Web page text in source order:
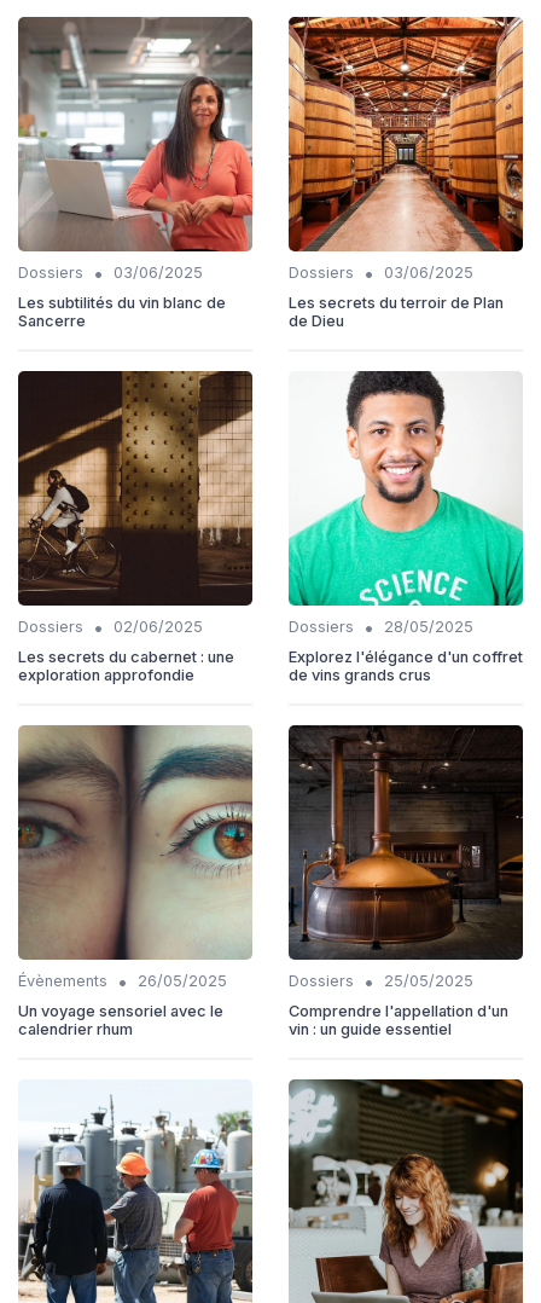
Dossiers •
03/06/2025
Les subtilités du vin blanc de
Sancerre
Dossiers •
03/06/2025
Les secrets du terroir de Plan
de Dieu
Dossiers •
02/06/2025
Les secrets du cabernet : une
exploration approfondie
Dossiers •
28/05/2025
Explorez l'élégance d'un coffret
de vins grands crus
Évènements •
26/05/2025
Un voyage sensoriel avec le
calendrier rhum
Dossiers •
25/05/2025
Comprendre l'appellation d'un
vin : un guide essentiel